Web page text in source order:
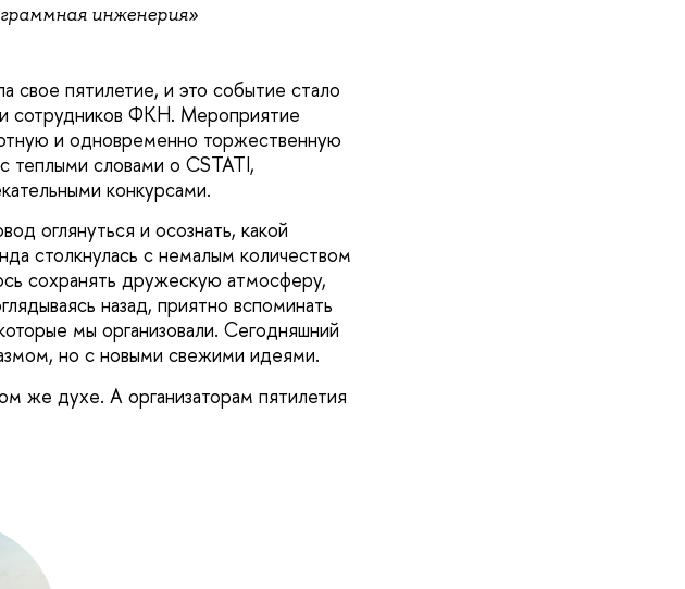
инженерия»
свое пятилетие, и это событие стало
сотрудников ФКН. Мероприятие
и одновременно торжественную
словами о CSTATI,
конкурсами.
оглянуться и осознать, какой
столкнулась с немалым количеством
сохранять дружескую атмосферу,
назад, приятно вспоминать
мы организовали. Сегодняшний
но с новыми свежими идеями.
же духе. А организаторам пятилетия